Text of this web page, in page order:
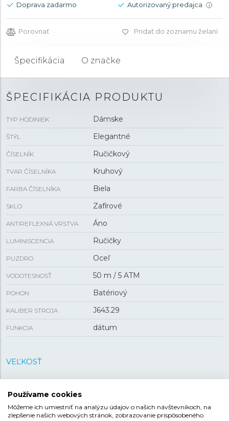
Doprava zadarmo Autorizovaný predajca i
Porovnať Pridať do zoznamu želaní
Špecifikácia O značke
ŠPECIFIKÁCIA PRODUKTU
TYP HODINIEK Dámske
ŠTÝL Elegantné
ČÍSELNÍK Ručičkový
TVAR ČÍSELNÍKA Kruhový
FARBA ČÍSELNÍKA Biela
SKLO Zafírové
ANTIREFLEXNÁ VRSTVA Áno
LUMINISCENCIA Ručičky
PUZDRO Oceľ
VODOTESNOSŤ 50 m / 5 ATM
POHON Batériový
KALIBER STROJA J643.29
FUNKCIA dátum
VEĽKOSŤ
Používame cookies
Môžeme ich umiestniť na analýzu údajov o našich návštevníkoch, na
zlepšenie našich webových stránok, zobrazovanie prispôsobeného